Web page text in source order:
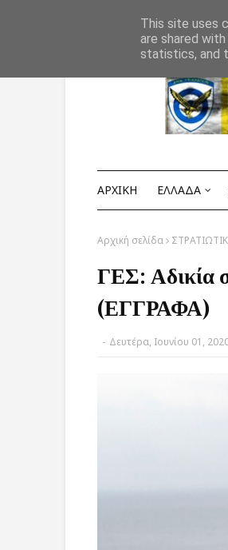
ΑΡΧΙΚΗ ΕΛΛΑΔΑ
Αρχική σελίδα
ΓΕΣ: Αδικία
(ΕΓΓΡΑΦΑ)
- Δευτέρα, Ιουνίου 01,
This site uses
are shared
statistics, and